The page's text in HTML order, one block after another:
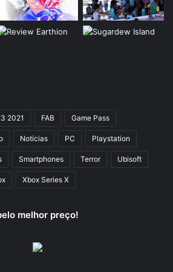
2021 FAB Game Pass
Notícias PC Playstation
Smartphones Terror Ubisoft
Xbox Series X
melhor preço!